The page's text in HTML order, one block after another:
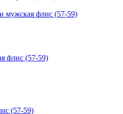
мужская флис (57-59)
флис (57-59)